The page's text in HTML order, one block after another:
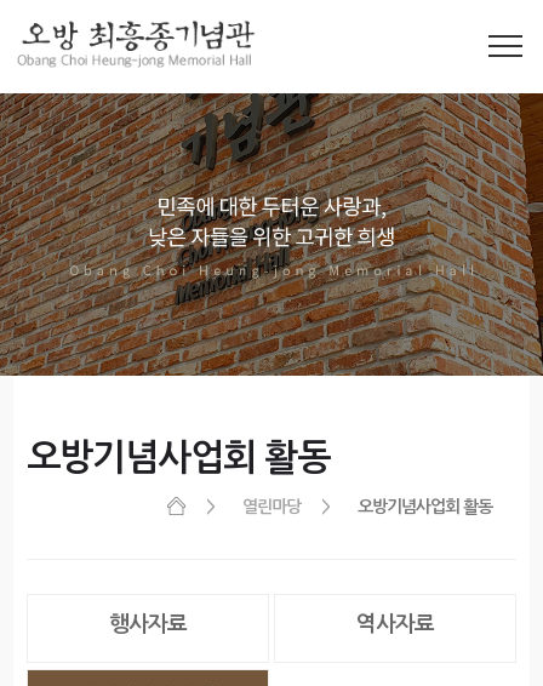
오방기념사업회 활동
열린마당 오방기념사업회 활동
행사자료 역사자료